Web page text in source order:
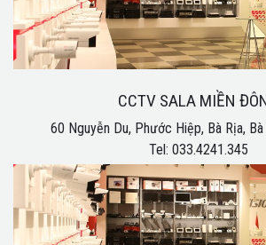
CCTV SALA MIỀN
60 Nguyễn Du, Phước Hiệp, Bà Rịa,
Tel: 033.4241.345